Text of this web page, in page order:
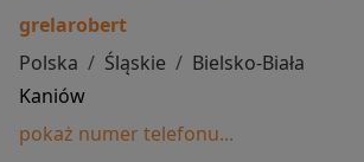
grelarobert
Polska Śląskie
Bielsko-Biała
Kaniów
pokaż numer telefonu...